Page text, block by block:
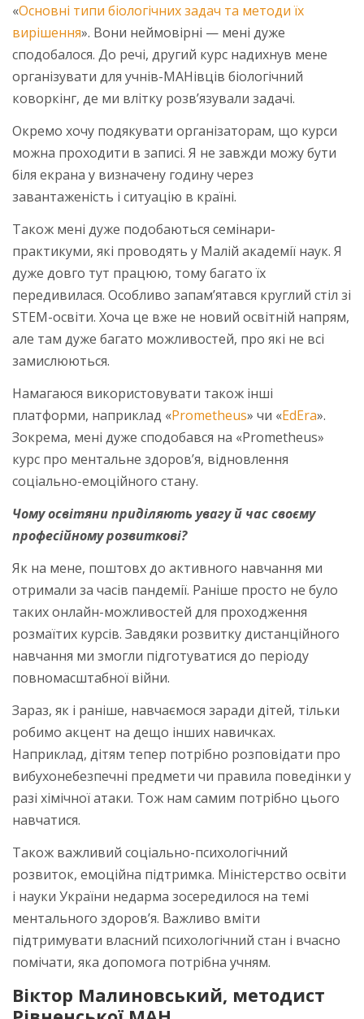
«Основні типи біологічних задач та методи їх
вирішення». Вони неймовірні — мені дуже
сподобалося. До речі, другий курс надихнув мене
організувати для учнів-МАНівців біологічний
коворкінг, де ми влітку розв’язували задачі.
Окремо хочу подякувати організаторам, що курси
можна проходити в записі. Я не завжди можу бути
біля екрана у визначену годину через
завантаженість і ситуацію в країні.
Також мені дуже подобаються семінари-
практикуми, які проводять у Малій академії наук. Я
дуже довго тут працюю, тому багато їх
передивилася. Особливо запам’ятався круглий стіл зі
STEM-освіти. Хоча це вже не новий освітній напрям,
але там дуже багато можливостей, про які не всі
замислюються.
Намагаюся використовувати також інші
платформи, наприклад «Prometheus» чи «EdEra».
Зокрема, мені дуже сподобався на «Prometheus»
курс про ментальне здоров’я, відновлення
соціально-емоційного стану.
Чому освітяни приділяють увагу й час своєму
професійному розвиткові?
Як на мене, поштовх до активного навчання ми
отримали за часів пандемії. Раніше просто не було
таких онлайн-можливостей для проходження
розмаїтих курсів. Завдяки розвитку дистанційного
навчання ми змогли підготуватися до періоду
повномасштабної війни.
Зараз, як і раніше, навчаємося заради дітей, тільки
робимо акцент на дещо інших навичках.
Наприклад, дітям тепер потрібно розповідати про
вибухонебезпечні предмети чи правила поведінки у
разі хімічної атаки. Тож нам самим потрібно цього
навчатися.
Також важливий соціально-психологічний
розвиток, емоційна підтримка. Міністерство освіти
і науки України недарма зосередилося на темі
ментального здоров’я. Важливо вміти
підтримувати власний психологічний стан і вчасно
помічати, яка допомога потрібна учням.
Віктор Малиновський, методист